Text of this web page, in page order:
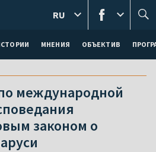
МНЕНИЯ ОБЪЕКТИВ
RU
международной
законом о